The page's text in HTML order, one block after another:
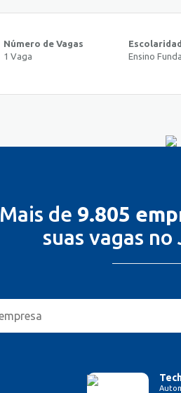
Número de Vagas
1 Vaga
Ensino
Mais de 9.805
suas vagas no